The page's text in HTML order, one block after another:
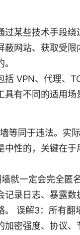
过某些技术手段绕
蔽网站、获取受限
括 VPN、代理、
具有不同的适用场
等同于违法。实
中性的，关键在于
就一定会完全匿
记录日志、暴露数
。 误解3：所有翻
加密强度、协议、